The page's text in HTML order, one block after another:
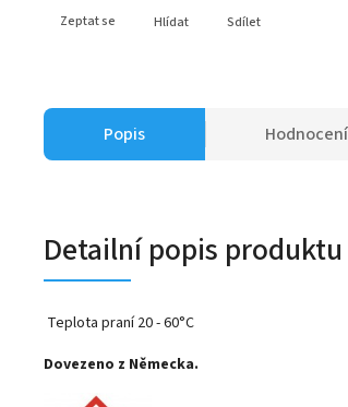
Zeptat se Hlídat Sdílet
Popis
Detailní popis produktu
Teplota praní 20 - 60°C
Dovezeno z Německa.